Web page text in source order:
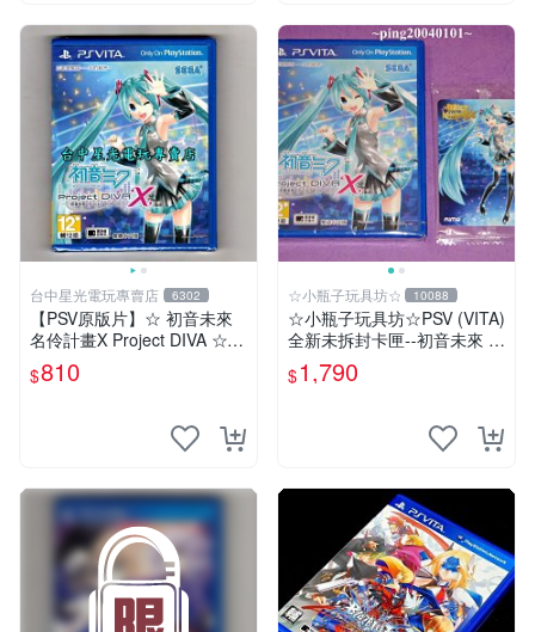
台中星光電玩專賣店 6302
【PSV原版片】☆ 初音未來
名伶計畫X Project DIVA ☆中
文版全新品【台中星光電玩】
$810
☆小瓶子玩具坊☆ 10088
☆小瓶子玩具坊☆PSV (VITA)
全新未拆封卡匣--初音未來 名
伶計畫X 中文版+特典--Aime
卡
$1,790